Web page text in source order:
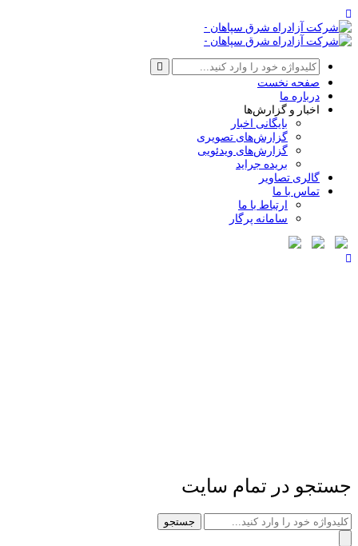
صفحه نخست
درباره ما
اخبار و گزارش‌ها
بایگانی اخبار
گزارش‌های تصویری
گزارش‌های ویدئویی
بریده جراید
گالری تصاویر
تماس با ما
ارتباط با ما
سامانه پرگار
جستجو در تمام سایت
جستجو